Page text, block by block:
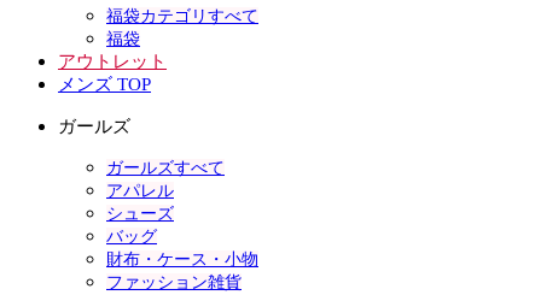
福袋カテゴリすべて
福袋
アウトレット
メンズ TOP
ガールズ
ガールズすべて
アパレル
シューズ
バッグ
財布・ケース・小物
ファッション雑貨